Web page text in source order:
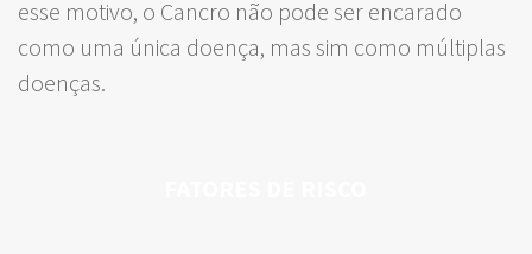
esse motivo, o Cancro não pode ser encarado
como uma única doença, mas sim como múltiplas
doenças.